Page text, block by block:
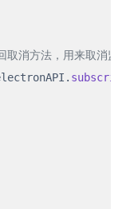
消方法，用来取消监听
. subscribe